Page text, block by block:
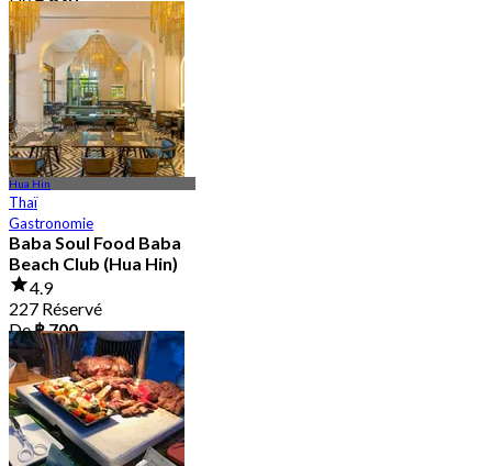
Hua Hin
Thaï
Gastronomie
Baba Soul Food Baba
Beach Club (Hua Hin)
4.9
227 Réservé
De฿ 700